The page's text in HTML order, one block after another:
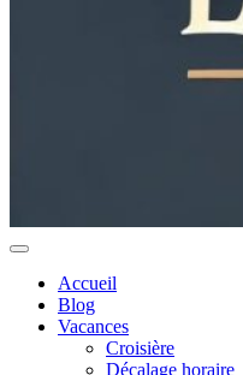
Accueil
Blog
Vacances
Croisière
Décalage horaire